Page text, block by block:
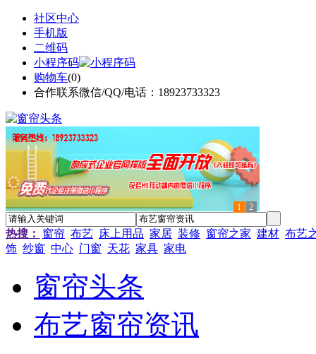
社区中心
手机版
二维码
小程序码
购物车(0)
合作联系微信/QQ/电话：18923733323
1 2
热搜： 窗帘 布艺 床上用品 家居 装修 窗帘之家 建材 布艺
饰 纱窗 中心 门窗 天花 家具 家电
窗帘头条
布艺窗帘资讯